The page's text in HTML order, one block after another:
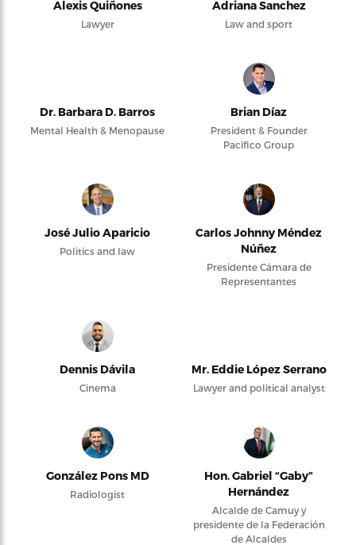
Alexis Quiñones
Lawyer
Adriana Sanchez
Law and sport
Dr. Barbara D. Barros
Mental Health & Menopause
Brian Díaz
President & Founder
Pacifico Group
José Julio Aparicio
Politics and law
Carlos Johnny Méndez
Núñez
Presidente Cámara de
Representantes
Dennis Dávila
Cinema
Mr. Eddie López Serrano
Lawyer and political analyst
González Pons MD
Radiologist
Hon. Gabriel “Gaby”
Hernández
Alcalde de Camuy y
presidente de la Federación
de Alcaldes